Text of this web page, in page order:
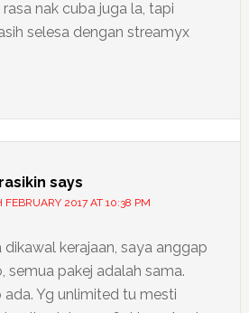
nak cuba juga la, tapi
selesa dengan streamyx
says
FEBRUARY 2017 AT 10:38 PM
dikawal kerajaan, saya anggap
semua pakej adalah sama.
Yg unlimited tu mesti